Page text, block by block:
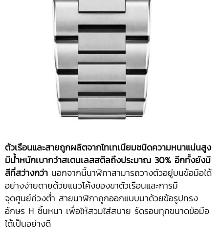
ตัวเรือนและสายถูกผลิตจากไทเทเนียมชนิดความหนาแน่นสูง
มีน้ำหนักเบากว่าสเตนเลสสตีลถึงประมาณ 30% อีกทั้งยังมี
สีที่สว่างกว่า นอกจากนี้นาฬิกาสามารถวางตัวอยู่บนข้อมือได้
อย่างง่ายดายด้วยแนวโค้งของขาตัวเรือนและการมี
จุดศูนย์ถ่วงต่ำ สายนาฬิกาถูกออกแบบมาด้วยข้อรูปทรง
อักษร H ชิ้นหนา เพื่อให้สวมใส่สบาย รัดรอบทุกขนาดข้อมือ
ได้เป็นอย่างดี